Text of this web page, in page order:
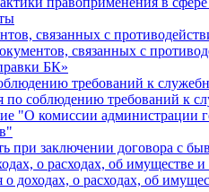
связанных с
связанных с
БК»
требований к
по соблюдению требований к
"О комиссии администрации
при заключении договора с
о расходах, об имуществе и
доходах, о расходах, об